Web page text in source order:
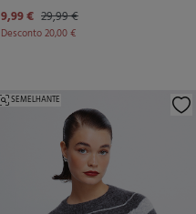
9,99 € 29,99 €
Desconto20,00 €
SEMELHANTE